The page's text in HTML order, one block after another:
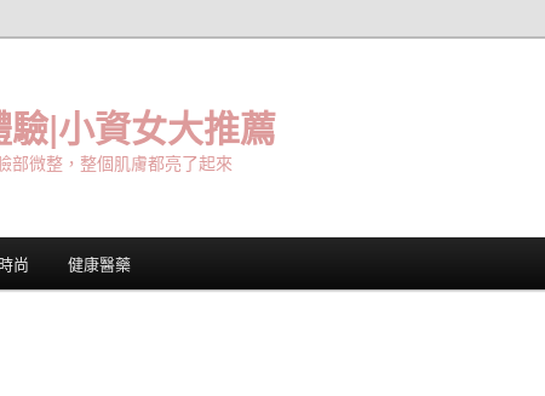
|小資女大推薦
部微整，整個肌膚都亮了起來
尚 健康醫藥